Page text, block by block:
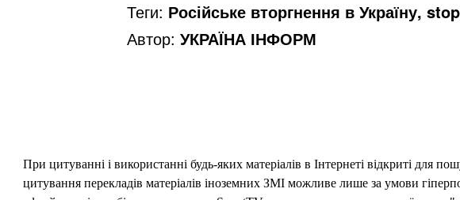
Теги: Російське вторгнення в Україну,
Автор: УКРАЇНА ІНФОРМ
При цитуванні і використанні будь-яких матеріалів в Інтернеті відкриті
цитування перекладів матеріалів іноземних ЗМІ можливе лише за умови